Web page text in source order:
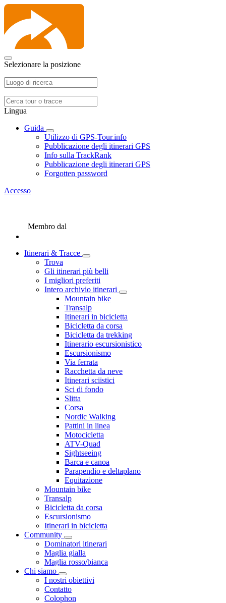
Selezionare la posizione
Lingua
Guida
Utilizzo di GPS-Tour.info
Pubblicazione degli itinerari GPS
Info sulla TrackRank
Pubblicazione degli itinerari GPS
Forgotten password
Accesso
Membro dal
Itinerari & Tracce
Trova
Gli itinerari più belli
I migliori preferiti
Intero archivio itinerari
Mountain bike
Transalp
Itinerari in bicicletta
Bicicletta da corsa
Bicicletta da trekking
Itinerario escursionistico
Escursionismo
Via ferrata
Racchetta da neve
Itinerari sciistici
Sci di fondo
Slitta
Corsa
Nordic Walking
Pattini in linea
Motocicletta
ATV-Quad
Sightseeing
Barca e canoa
Parapendio e deltaplano
Equitazione
Mountain bike
Transalp
Bicicletta da corsa
Escursionismo
Itinerari in bicicletta
Community
Dominatori itinerari
Maglia gialla
Maglia rosso/bianca
Chi siamo
I nostri obiettivi
Contatto
Colophon